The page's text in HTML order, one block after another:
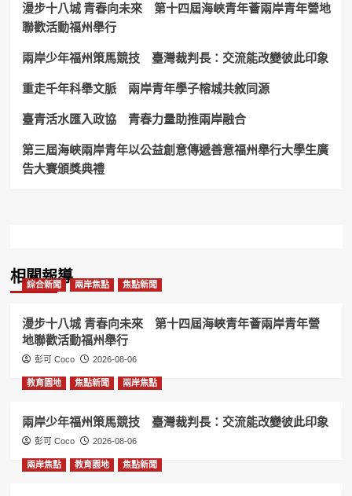
海
角
客
漫步十八城 青春向未來 第十四屆海峽青年薈兩岸青年營地
聯歡活動福州舉行
兩岸少年福州策馬競技 臺灣裁判長：交流能改變彼此印象
重走千年科舉文脈 兩岸青年學子榕城共敘同源
臺青活水匯入政協 青春力量助推兩岸融合
第三屆海峽兩岸青年以公益創意傳遞善意福州舉行大學生廣
告大賽頒獎典禮
相關報導
綜合新聞 兩岸焦點 焦點新聞
漫步十八城 青春向未來 第十四屆海峽青年薈兩岸青年營
地聯歡活動福州舉行
彭可 Coco 2026-08-06
教育園地 焦點新聞 兩岸焦點
兩岸少年福州策馬競技 臺灣裁判長：交流能改變彼此印象
彭可 Coco 2026-08-06
兩岸焦點 教育園地 焦點新聞